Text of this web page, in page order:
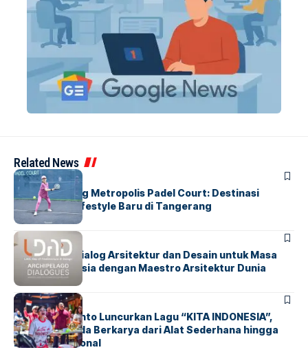
Related News
BERITAHOME
Grand Opening Metropolis Padel Court: Destinasi
Olahraga & Lifestyle Baru di Tangerang
BERITAHOME
LDAD 2026: Dialog Arsitektur dan Desain untuk Masa
Depan Indonesia dengan Maestro Arsitektur Dunia
BERITAINDEX
Marissa Sutanto Luncurkan Lagu “KITA INDONESIA”,
Ajak Anak Muda Berkarya dari Alat Sederhana hingga
Musik Tradisional